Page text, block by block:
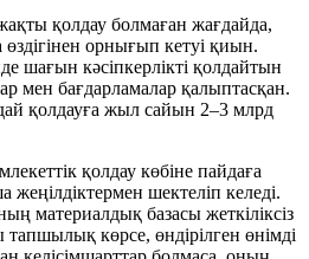
қолдау болмаған жағдайда,
орнығып кетуі қиын.
шағын кәсіпкерлікті қолдайтын
мен бағдарламалар қалыптасқан.
қолдауға жыл сайын 2–3 млрд
қолдау көбіне пайдаға
шектеліп келеді.
материалдық базасы жеткіліксіз
көрсе, өндірілген өнімді